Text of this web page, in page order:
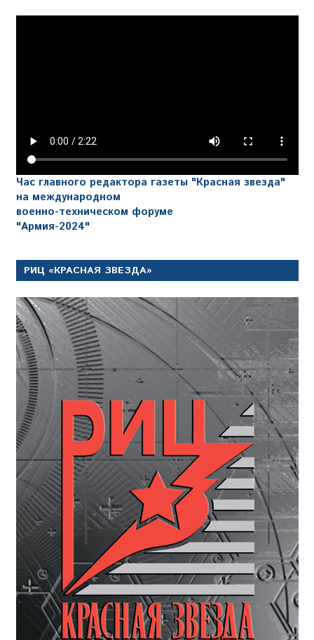
Час главного редактора газеты "Красная звезда"
на международном
военно-техническом форуме
"Армия-2024"
РИЦ «КРАСНАЯ ЗВЕЗДА»